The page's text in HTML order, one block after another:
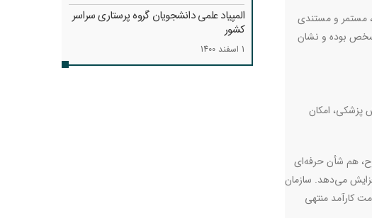
مستمر و مستندی
بوده و نشان
پزشکی، امکان
هم شأن حرفه‌ای
می‌دهد. سازمان
کارآمد منتهی
المپیاد علمی دانشجویان گروه پرستاری سراسر
کشور
1 اسفند 1400